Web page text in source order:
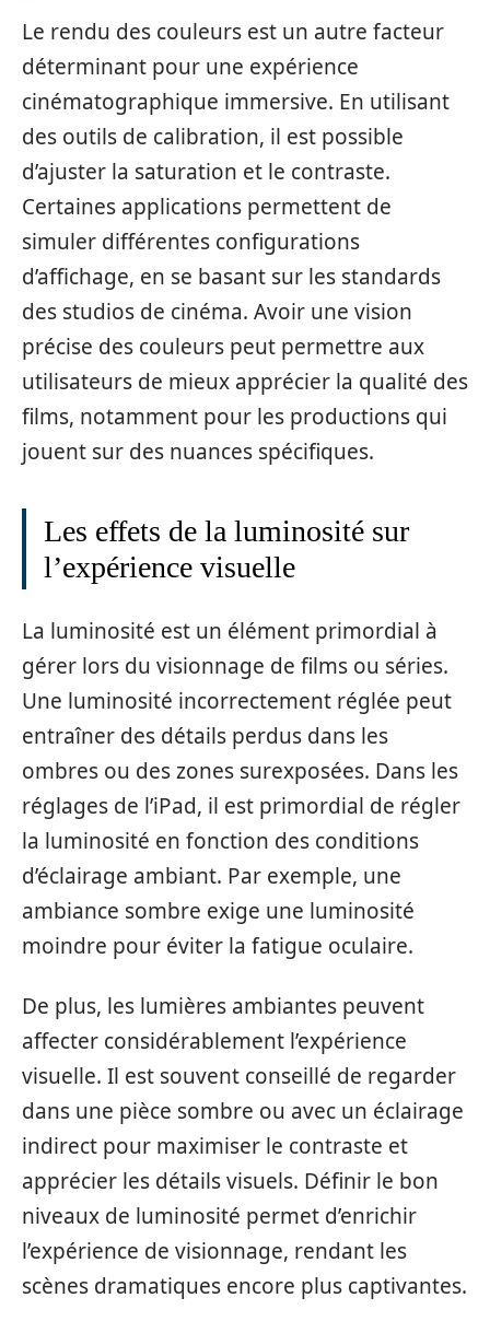
Le rendu des couleurs est un autre facteur
déterminant pour une expérience
cinématographique immersive. En utilisant
des outils de calibration, il est possible
d’ajuster la saturation et le contraste.
Certaines applications permettent de
simuler différentes configurations
d’affichage, en se basant sur les standards
des studios de cinéma. Avoir une vision
précise des couleurs peut permettre aux
utilisateurs de mieux apprécier la qualité des
films, notamment pour les productions qui
jouent sur des nuances spécifiques.
Les effets de la luminosité sur
l’expérience visuelle
La luminosité est un élément primordial à
gérer lors du visionnage de films ou séries.
Une luminosité incorrectement réglée peut
entraîner des détails perdus dans les
ombres ou des zones surexposées. Dans les
réglages de l’iPad, il est primordial de régler
la luminosité en fonction des conditions
d’éclairage ambiant. Par exemple, une
ambiance sombre exige une luminosité
moindre pour éviter la fatigue oculaire.
De plus, les lumières ambiantes peuvent
affecter considérablement l’expérience
visuelle. Il est souvent conseillé de regarder
dans une pièce sombre ou avec un éclairage
indirect pour maximiser le contraste et
apprécier les détails visuels. Définir le bon
niveaux de luminosité permet d’enrichir
l’expérience de visionnage, rendant les
scènes dramatiques encore plus captivantes.